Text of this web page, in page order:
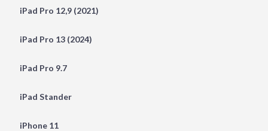
iPad Pro 12,9 (2021)
iPad Pro 13 (2024)
iPad Pro 9.7
iPad Stander
iPhone 11